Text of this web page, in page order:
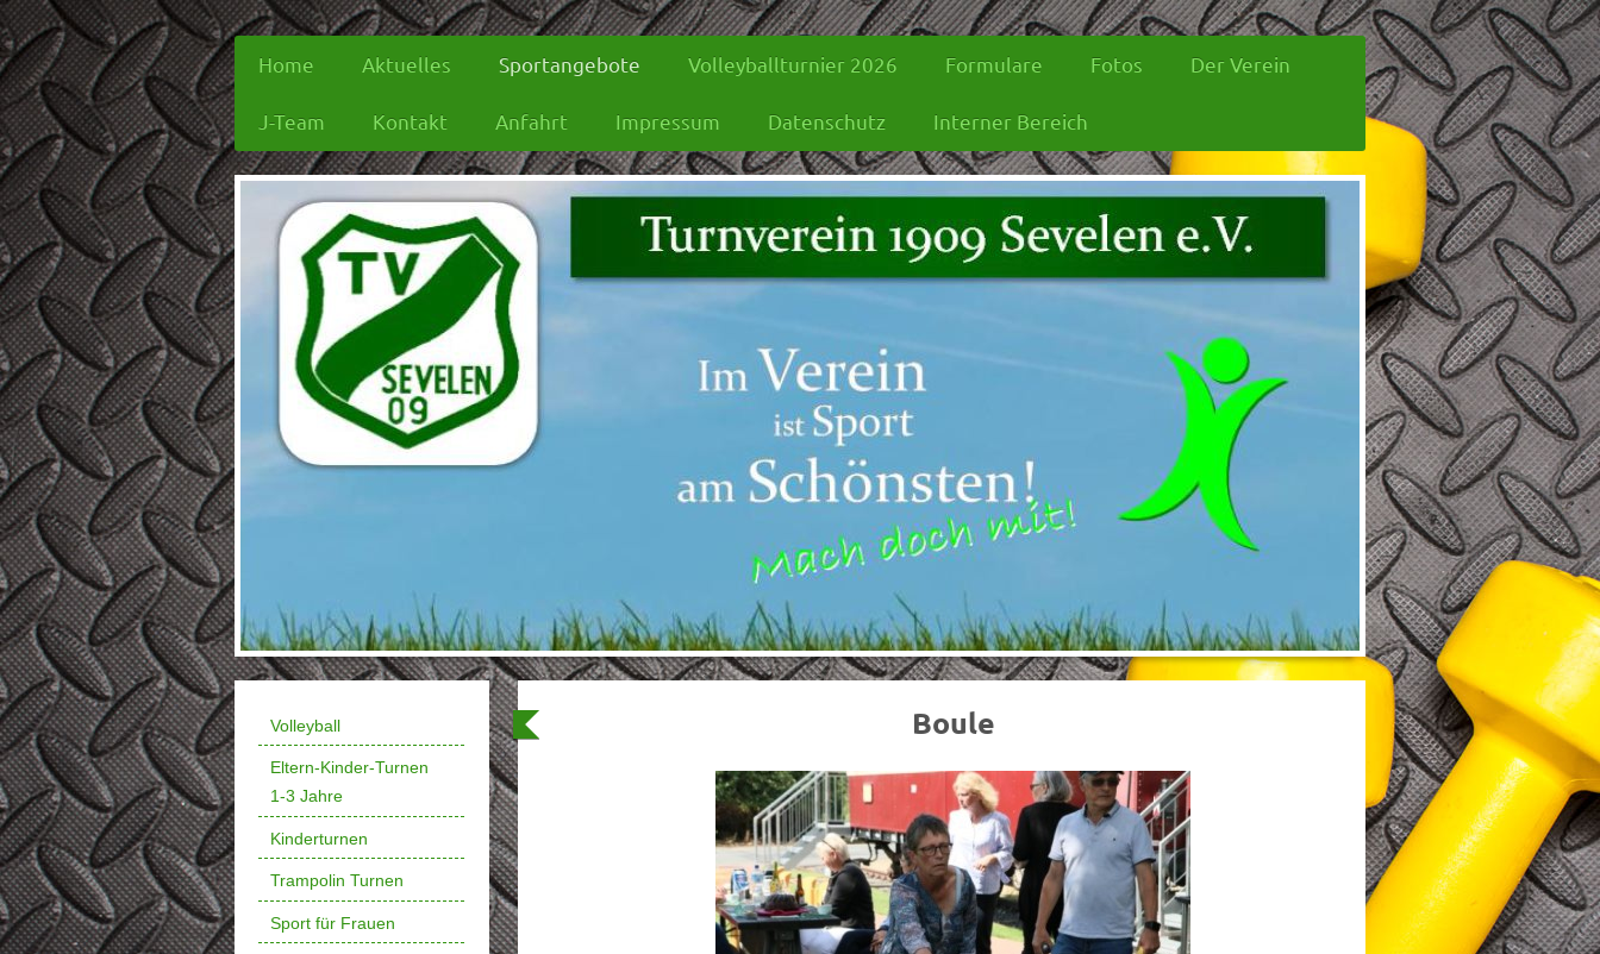
Home Aktuelles Sportangebote Volleyballturnier 2026 Formulare Fotos Der Verein
J-Team Kontakt Anfahrt Impressum Datenschutz Interner Bereich
Boule
Volleyball
Eltern-Kinder-Turnen
1-3 Jahre
Kinderturnen
Trampolin Turnen
Sport für Frauen